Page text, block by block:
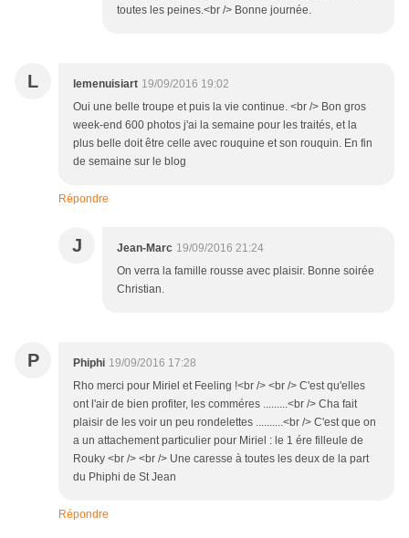
toutes les peines.<br /> Bonne journée.
L lemenuisiart 19/09/2016 19:02
Oui une belle troupe et puis la vie continue. <br /> Bon gros
week-end 600 photos j'ai la semaine pour les traités, et la
plus belle doit être celle avec rouquine et son rouquin. En fin
de semaine sur le blog
Répondre
J Jean-Marc 19/09/2016 21:24
On verra la famille rousse avec plaisir. Bonne soirée
Christian.
P Phiphi 19/09/2016 17:28
Rho merci pour Miriel et Feeling !<br /> <br /> C'est qu'elles
ont l'air de bien profiter, les comméres .........<br /> Cha fait
plaisir de les voir un peu rondelettes ..........<br /> C'est que on
a un attachement particulier pour Miriel : le 1 ére filleule de
Rouky <br /> <br /> Une caresse à toutes les deux de la part
du Phiphi de St Jean
Répondre